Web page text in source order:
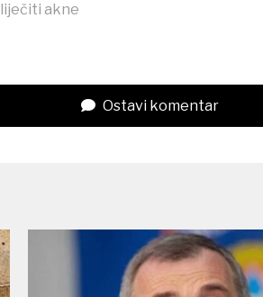
liječiti akne
Ostavi komentar